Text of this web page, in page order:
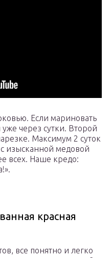
Если мариновать
уже через сутки. Второй
Максимум 2 суток
изысканной медовой
всех. Наше кредо:
красная
все понятно и легко